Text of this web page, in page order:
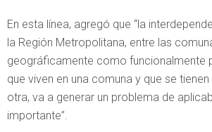
En esta línea, agregó que “la
la Región Metropolitana, entre las
geográficamente como funcionalmente
que viven en una comuna y que se
otra, va a generar un problema de
importante”.